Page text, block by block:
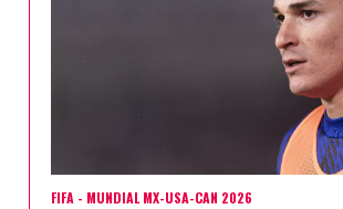
FIFA - MUNDIAL MX-USA-CAN 2026